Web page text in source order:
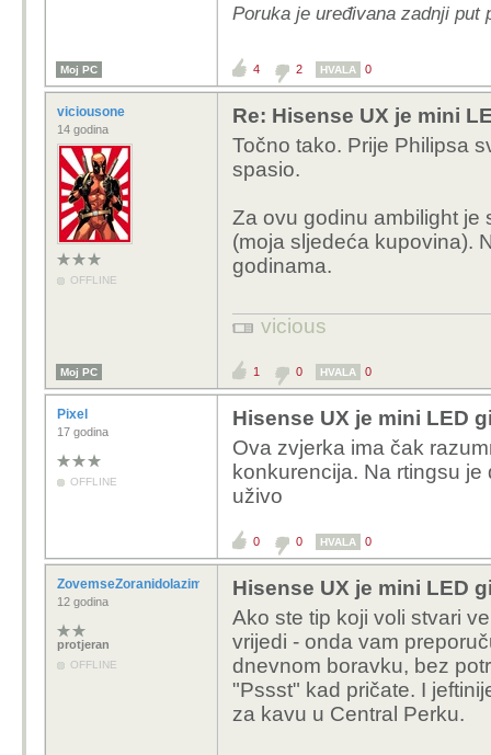
Poruka je uređivana zadnji put
Moj PC 4 2 HVALA 0
viciousone
14 godina
OFFLINE
Re: Hisense UX je mini
Točno tako. Prije Philipsa
spasio.
Za ovu godinu ambilight je
(moja sljedeća kupovina).
godinama.
vicious
Moj PC 1 0 HVALA 0
Pixel
17 godina
OFFLINE
Hisense UX je mini LED
Ova zvjerka ima čak
konkurencija. Na rtingsu
uživo
0 0 HVALA 0
ZovemseZoranidolazimizRijeke
12 godina
protjeran
OFFLINE
Hisense UX je mini LED
Ako ste tip koji voli stvari
vrijedi - onda vam
dnevnom boravku, bez
"Pssst" kad pričate. I
za kavu u Central Perku.